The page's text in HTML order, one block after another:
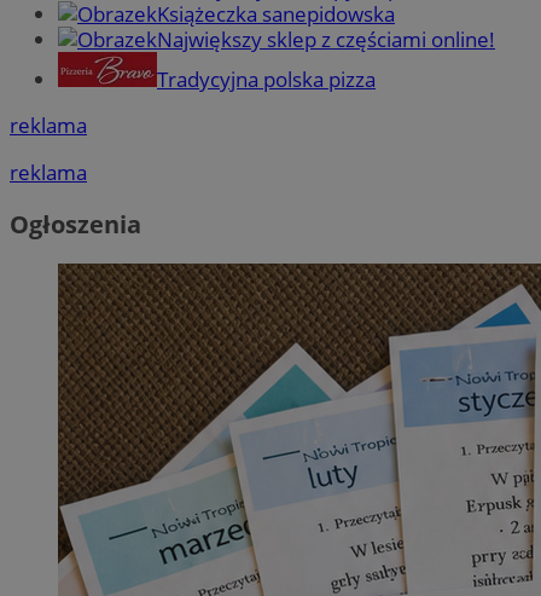
Książeczka sanepidowska
Największy sklep z częściami online!
Tradycyjna polska pizza
reklama
reklama
Ogłoszenia